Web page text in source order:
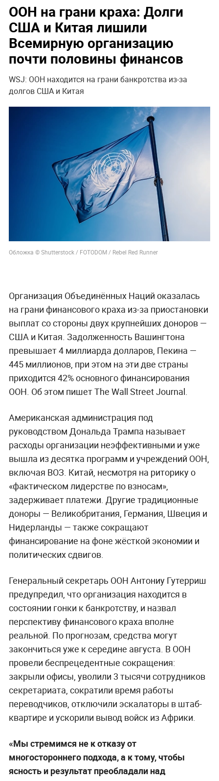
ООН на грани краха: Долги
США и Китая лишили
Всемирную организацию
почти половины финансов
WSJ: ООН находится на грани банкротства из-за
долгов США и Китая
Обложка © Shutterstock / FOTODOM / Rebel Red Runner
Организация Объединённых Наций оказалась
на грани финансового краха из-за приостановки
выплат со стороны двух крупнейших доноров —
США и Китая. Задолженность Вашингтона
превышает 4 миллиарда долларов, Пекина —
445 миллионов, при этом на эти две страны
приходится 42% основного финансирования
ООН. Об этом пишет The Wall Street Journal.
Американская администрация под
руководством Дональда Трампа называет
расходы организации неэффективными и уже
вышла из десятка программ и учреждений ООН,
включая ВОЗ. Китай, несмотря на риторику о
«фактическом лидерстве по взносам»,
задерживает платежи. Другие традиционные
доноры — Великобритания, Германия, Швеция и
Нидерланды — также сокращают
финансирование на фоне жёсткой экономии и
политических сдвигов.
Генеральный секретарь ООН Антониу Гутерриш
предупредил, что организация находится в
состоянии гонки к банкротству, и назвал
перспективу финансового краха вполне
реальной. По прогнозам, средства могут
закончиться уже к середине августа. В ООН
провели беспрецедентные сокращения:
закрыли офисы, уволили 3 тысячи сотрудников
секретариата, сократили время работы
переводчиков, отключили эскалаторы в штаб-
квартире и ускорили вывод войск из Африки.
«Мы стремимся не к отказу от
многостороннего подхода, а к тому, чтобы
ясность и результат преобладали над